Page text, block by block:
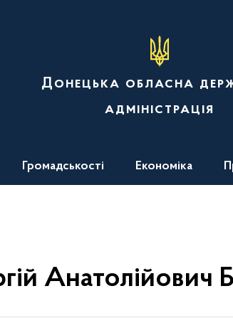
Донецька обласна
адміністрація
Громадськості Економіка